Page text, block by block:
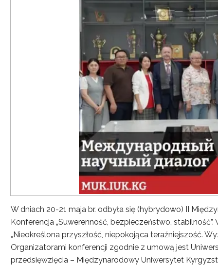
W dniach 20-21 maja br. odbyła się (hybrydowo) II
Konferencja „Suwerenność, bezpieczeństwo,
„Nieokreślona przyszłość, niepokojąca teraźniejszość.
Organizatorami konferencji zgodnie z umową jest
przedsięwzięcia – Międzynarodowy Uniwersytet